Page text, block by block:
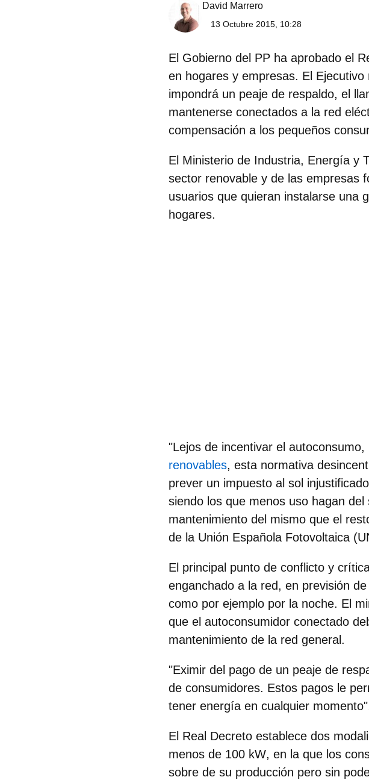
David Marrero
13 Octubre 2015, 10:28
El Gobierno del PP ha aprobado el
en hogares y empresas. El
impondrá un peaje de respaldo, el
mantenerse conectados a la red
compensación a los pequeños
El Ministerio de Industria, Energía y
sector renovable y de las empresas
usuarios que quieran instalarse una
hogares.
"Lejos de incentivar el
renovables, esta normativa
prever un impuesto al sol
siendo los que menos uso hagan
mantenimiento del mismo que el
de la Unión Española Fotovoltaica
El principal punto de conflicto y
enganchado a la red, en previsión
como por ejemplo por la noche. El
que el autoconsumidor conectado
mantenimiento de la red general.
"Eximir del pago de un peaje de
de consumidores. Estos pagos le
tener energía en cualquier
El Real Decreto establece dos
menos de 100 kW, en la que los
sobre de su producción pero sin